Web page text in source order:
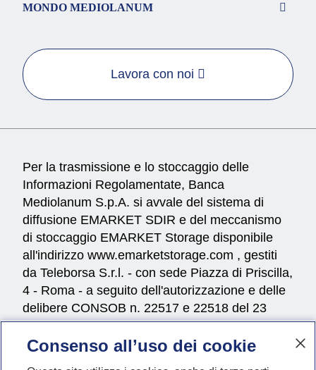
MONDO MEDIOLANUM
Lavora con noi
Per la trasmissione e lo stoccaggio delle
Informazioni Regolamentate, Banca
Mediolanum S.p.A. si avvale del sistema di
diffusione EMARKET SDIR e del meccanismo
di stoccaggio EMARKET Storage disponibile
all'indirizzo www.emarketstorage.com , gestiti
da Teleborsa S.r.l. - con sede Piazza di Priscilla,
4 - Roma - a seguito dell'autorizzazione e delle
delibere CONSOB n. 22517 e 22518 del 23
novembre 2022.
Consenso all’uso dei cookie